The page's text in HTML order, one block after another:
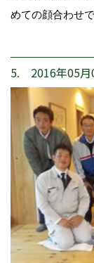
めての顔合わせで
5. 2016年05月